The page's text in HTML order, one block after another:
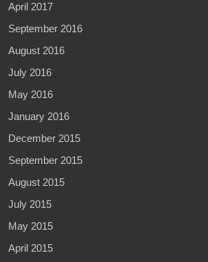
April 2017
September 2016
August 2016
July 2016
May 2016
January 2016
December 2015
September 2015
August 2015
July 2015
May 2015
April 2015